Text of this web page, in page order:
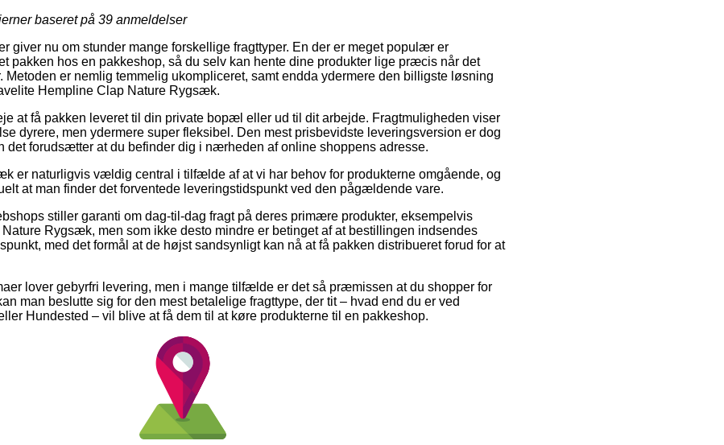
baseret på 39 anmeldelser
giver nu om stunder mange forskellige fragttyper. En der er meget populær er
pakken hos en pakkeshop, så du selv kan hente dine produkter lige præcis når det
Metoden er nemlig temmelig ukompliceret, samt endda ydermere den billigste løsning
Hempline Clap Nature Rygsæk.
at få pakken leveret til din private bopæl eller ud til dit arbejde. Fragtmuligheden viser
dyrere, men ydermere super fleksibel. Den mest prisbevidste leveringsversion er dog
det forudsætter at du befinder dig i nærheden af online shoppens adresse.
er naturligvis vældig central i tilfælde af at vi har behov for produkterne omgående, og
at man finder det forventede leveringstidspunkt ved den pågældende vare.
stiller garanti om dag-til-dag fragt på deres primære produkter, eksempelvis
Rygsæk, men som ikke desto mindre er betinget af at bestillingen indsendes
med det formål at de højst sandsynligt kan nå at få pakken distribueret forud for at
lover gebyrfri levering, men i mange tilfælde er det så præmissen at du shopper for
man beslutte sig for den mest betalelige fragttype, der tit – hvad end du er ved
Hundested – vil blive at få dem til at køre produkterne til en pakkeshop.